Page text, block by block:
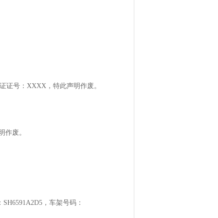
证号：XXXX，特此声明作废。
作废。
，车架号码：